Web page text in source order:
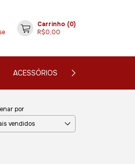
Carrinho (0)
R$0,00
ACESSÓRIOS
por